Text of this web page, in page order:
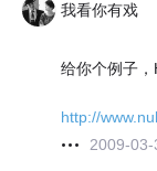
我看你有戏
给你个例子
http://
2009-03-